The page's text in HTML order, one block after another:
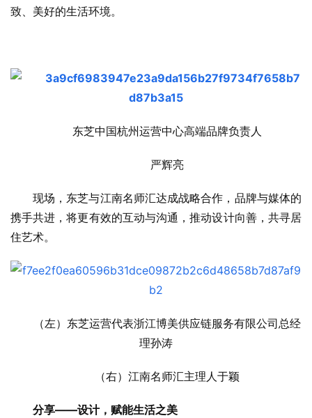
致、美好的生活环境。
东芝中国杭州运营中心高端品牌负责人
严辉亮
现场，东芝与江南名师汇达成战略合作，品牌与媒体的
携手共进，将更有效的互动与沟通，推动设计向善，共寻居
住艺术。
（左）东芝运营代表浙江博美供应链服务有限公司总经
理孙涛
（右）江南名师汇主理人于颖
分享——设计，赋能生活之美